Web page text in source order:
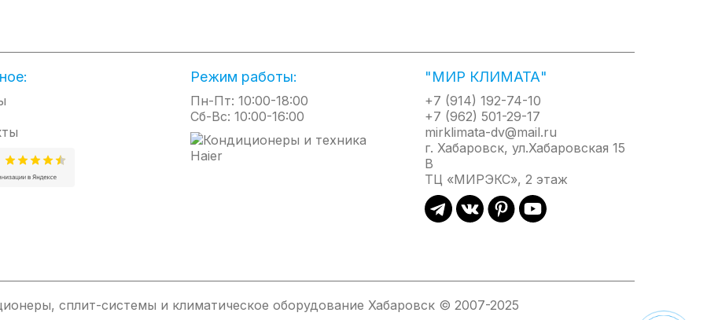
предохранительный клапан в комплекте предотвратит образования избыточного давления в баке и не позволит
Режим работы:
Пн-Пт: 10:00-18:00
Сб-Вс: 10:00-16:00
"МИР КЛИМАТА"
+7 (914) 192-74-10
+7 (962) 501-29-17
mirklimata-dv@mail.ru
г. Хабаровск, ул.Хабаровская 15
В
ТЦ «МИРЭКС», 2 этаж
сплит-системы и климатическое оборудование Хабаровск © 2007-2025